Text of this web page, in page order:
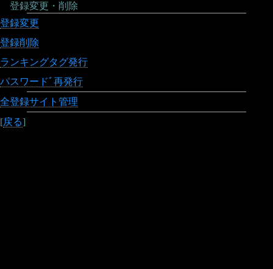
登録変更・削除
登録変更
登録削除
ランキングタグ発行
パスワードﾞ再発行
全登録サイト管理
[戻る]